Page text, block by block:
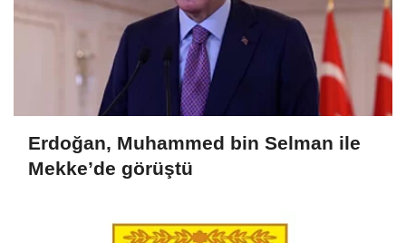
Erdoğan, Muhammed bin Selman ile
Mekke’de görüştü